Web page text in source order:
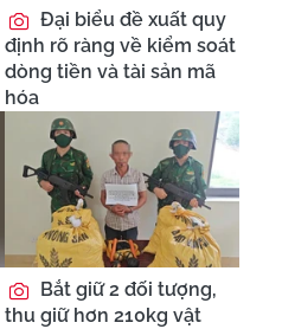
Đại biểu đề xuất quy
định rõ ràng về kiểm soát
dòng tiền và tài sản mã
hóa
Bắt giữ 2 đối tượng,
thu giữ hơn 210kg vật